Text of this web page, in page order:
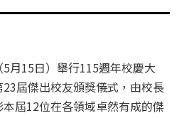
師生動態
月15日）舉行115週年校慶大
屆傑出校友頒獎儀式，由校長
屆12位在各領域卓然有成的傑